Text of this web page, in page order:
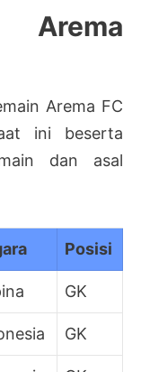
Arema
Arema FC
ini beserta
dan asal
Posisi
GK
GK